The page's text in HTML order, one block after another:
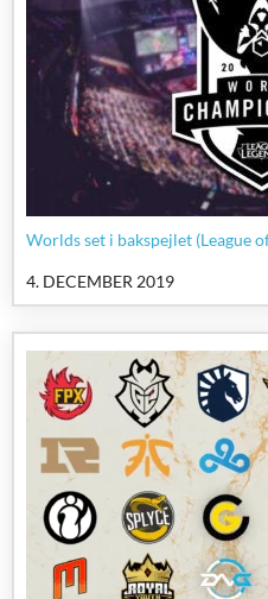
Worlds set i bakspejlet (League
4. DECEMBER 2019